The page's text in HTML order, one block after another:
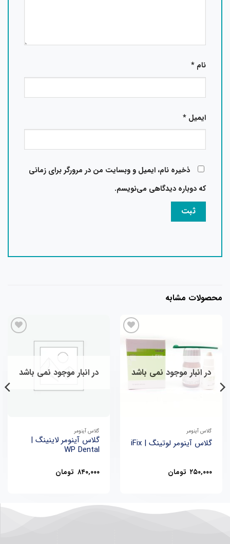
نام *
ایمیل *
ذخیره نام، ایمیل و وبسایت من در مرورگر برای زمانی
که دوباره دیدگاهی می‌نویسم.
محصولات مشابه
در انبار موجود نمی باشد
گلاس آینومر
گلاس آینومر لوتینگ | iFix
۲۵۰,۰۰۰ تومان
در انبار موجود نمی باشد
گلاس آینومر
گلاس آینومر لاینینگ |
WP Dental
۸۴۰,۰۰۰ تومان